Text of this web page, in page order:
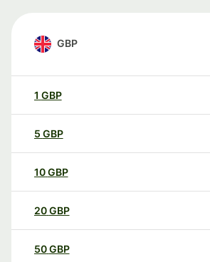
GBP
1 GBP
5 GBP
10GBP
20GBP
50GBP